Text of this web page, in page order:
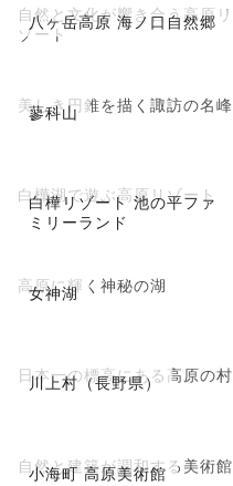
八ヶ岳高原 海ノ口自然郷
自然と文化が響き合う高原リ
ゾート
蓼科山
美しき円錐を描く諏訪の名峰
白樺リゾート 池の平ファ
ミリーランド
白樺湖で遊ぶ高原リゾート
女神湖
高原に輝く神秘の湖
川上村（長野県）
日本一の標高にある高原の村
小海町 高原美術館
自然と建築が調和する美術館